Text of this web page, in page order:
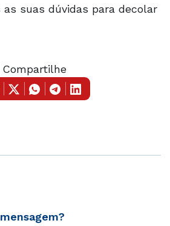
suas dúvidas para decolar
Compartilhe